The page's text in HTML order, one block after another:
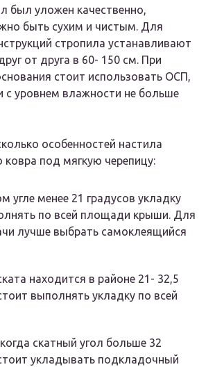
был уложен качественно,
быть сухим и чистым. Для
стропила устанавливают
от друга в 60- 150 см. При
стоит использовать ОСП,
с уровнем влажности не больше
особенностей настила
ковра под мягкую черепицу:
угле менее 21 градусов укладку
по всей площади крыши. Для
лучше выбрать самоклеящийся
находится в районе 21- 32,5
выполнять укладку по всей
скатный угол больше 32
укладывать подкладочный